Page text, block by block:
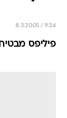
8.3.2005 / 9:24
פיליפס